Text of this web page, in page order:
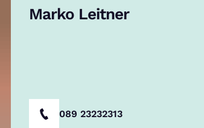
Marko Leitner
089 23232313